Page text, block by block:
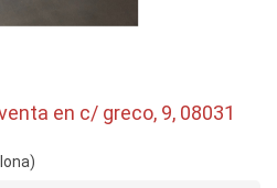
en c/ greco, 9, 08031